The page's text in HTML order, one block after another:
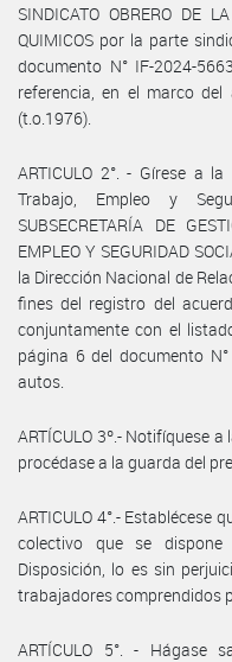
SINDICATO OBRERO DE
QUIMICOS por la parte
documento N° IF-2024-
referencia, en el marco
(t.o.1976).
ARTICULO 2°. - Gírese a
Trabajo, Empleo y
SUBSECRETARÍA DE
EMPLEO Y SEGURIDAD
la Dirección Nacional de
fines del registro del
conjuntamente con el
página 6 del documento N°
autos.
ARTÍCULO 3º.- Notifíquese
procédase a la guarda del
ARTICULO 4°.- Establécese
colectivo que se
Disposición, lo es sin
trabajadores comprendidos
ARTÍCULO 5°. - Hágase